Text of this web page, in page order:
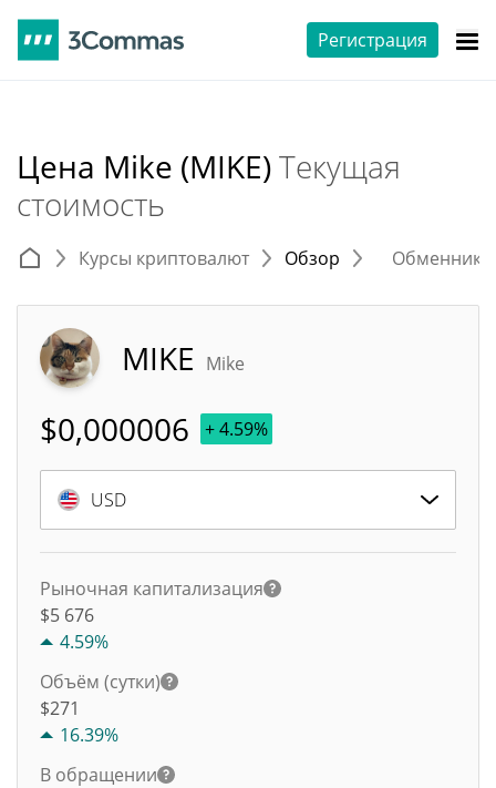
Регистрация
Цена Mike (MIKE)Текущая
стоимость
Курсы криптовалют Обзор
MIKE Mike
$0,000006 + 4.59%
USD
Рыночная капитализация
$5 676
4.59%
Объём (сутки)
$271
16.39%
В обращении